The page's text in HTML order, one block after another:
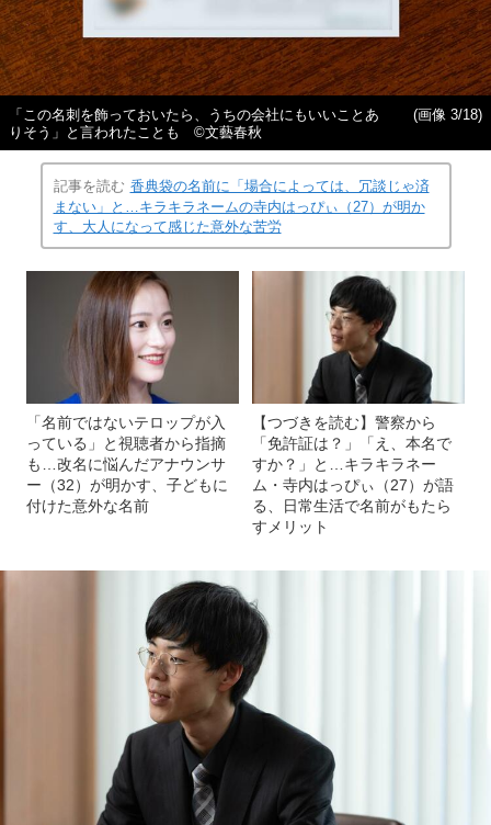
「この名刺を飾っておいたら、うちの会社にもいいことあ
りそう」と言われたことも ©︎文藝春秋
(画像 3/18)
記事を読む 香典袋の名前に「場合によっては、冗談じゃ済
まない」と…キラキラネームの寺内はっぴぃ（27）が明か
す、大人になって感じた意外な苦労
「名前ではないテロップが入
っている」と視聴者から指摘
も…改名に悩んだアナウンサ
ー（32）が明かす、子どもに
付けた意外な名前
【つづきを読む】警察から
「免許証は？」「え、本名で
すか？」と…キラキラネー
ム・寺内はっぴぃ（27）が語
る、日常生活で名前がもたら
すメリット